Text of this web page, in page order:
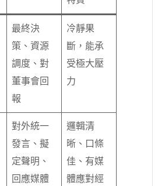
最終決
策、資源
調度、對
董事會回
報
冷靜果
斷，能承
受極大壓
力
對外統一
發言、擬
定聲明、
回應媒體
邏輯清
晰、口條
佳、有媒
體應對經